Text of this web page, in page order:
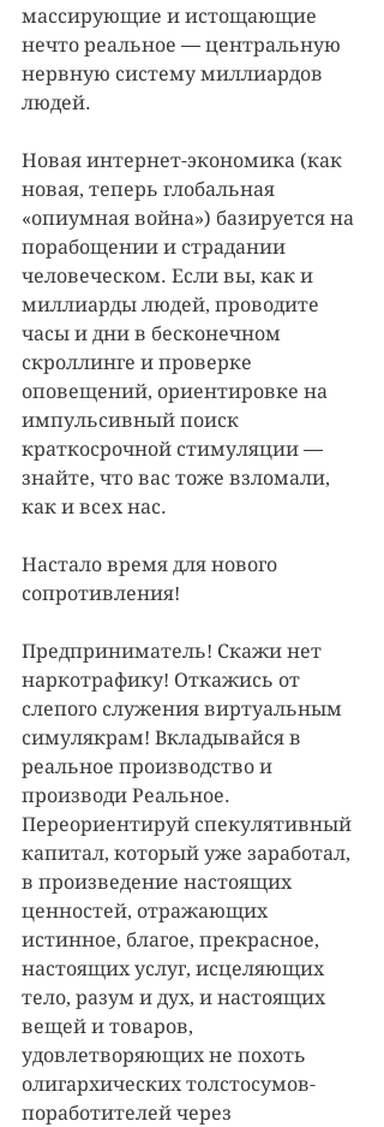
массирующие и истощающие
нечто реальное — центральную
нервную систему миллиардов
людей.
Новая интернет-экономика (как
новая, теперь глобальная
«опиумная война») базируется на
порабощении и страдании
человеческом. Если вы, как и
миллиарды людей, проводите
часы и дни в бесконечном
скроллинге и проверке
оповещений, ориентировке на
импульсивный поиск
краткосрочной стимуляции —
знайте, что вас тоже взломали,
как и всех нас.
Настало время для нового
сопротивления!
Предприниматель! Скажи нет
наркотрафику! Откажись от
слепого служения виртуальным
симулякрам! Вкладывайся в
реальное производство и
производи Реальное.
Переориентируй спекулятивный
капитал, который уже заработал,
в произведение настоящих
ценностей, отражающих
истинное, благое, прекрасное,
настоящих услуг, исцеляющих
тело, разум и дух, и настоящих
вещей и товаров,
удовлетворяющих не похоть
олигархических толстосумов-
поработителей через